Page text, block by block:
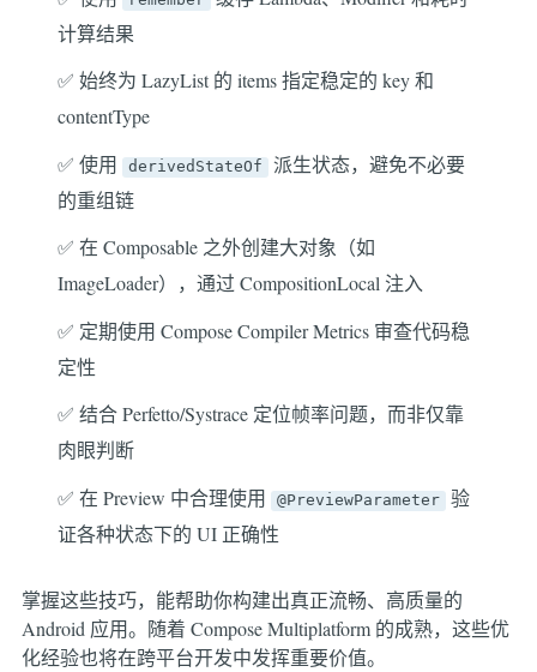
计算结果
✅ 始终为 LazyList 的 items 指定稳定的 key 和
contentType
✅ 使用 derivedStateOf
派生状态，避免不必要
的重组链
✅ 在 Composable 之外创建大对象（如
ImageLoader），通过 CompositionLocal 注入
✅ 定期使用 Compose Compiler Metrics 审查代码稳
定性
✅ 结合 Perfetto/Systrace 定位帧率问题，而非仅靠
肉眼判断
✅ 在 Preview 中合理使用 @PreviewParameter 验
证各种状态下的 UI 正确性
掌握这些技巧，能帮助你构建出真正流畅、高质量的
Android 应用。随着 Compose Multiplatform 的成熟，这些优
化经验也将在跨平台开发中发挥重要价值。